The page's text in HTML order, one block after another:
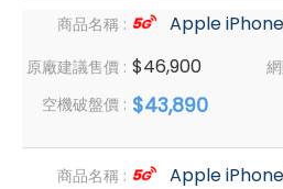
商品名稱 : Apple
原廠建議售價 : $46,900
空機破盤價 : $43,890
商品名稱 : Apple